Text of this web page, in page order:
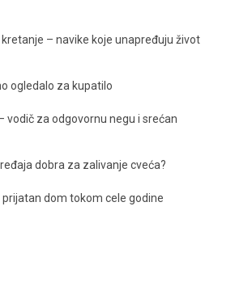
– navike koje unapređuju život
ogledalo za kupatilo
vodič za odgovornu negu i srećan
dobra za zalivanje cveća?
prijatan dom tokom cele godine